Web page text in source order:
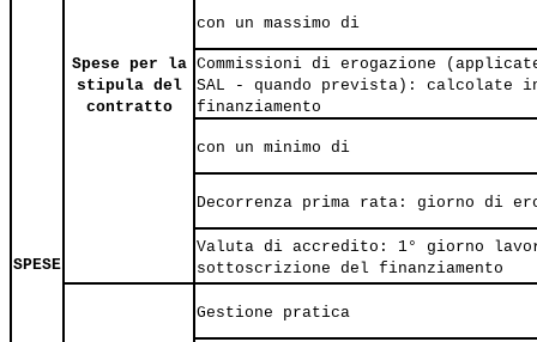
SPESE
Spese per la
stipula del
contratto
con un massimo di
Commissioni di erogazione
SAL - quando prevista): calcolate
finanziamento
con un minimo di
Decorrenza prima rata: giorno di
Valuta di accredito: 1° giorno
sottoscrizione del finanziamento
Gestione pratica